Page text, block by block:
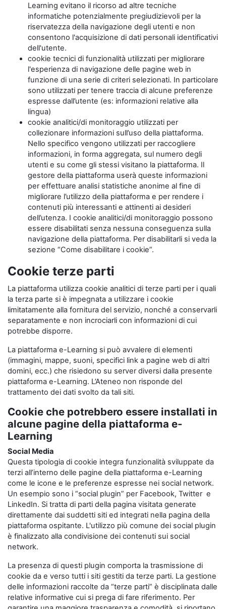
Learning evitano il ricorso ad altre tecniche
informatiche potenzialmente pregiudizievoli per la
riservatezza della navigazione degli utenti e non
consentono l'acquisizione di dati personali identificativi
dell'utente.
cookie tecnici di funzionalità utilizzati per migliorare
l'esperienza di navigazione delle pagine web in
funzione di una serie di criteri selezionati. In particolare
sono utilizzati per tenere traccia di alcune preferenze
espresse dall’utente (es: informazioni relative alla
lingua)
cookie analitici/di monitoraggio utilizzati per
collezionare informazioni sull’uso della piattaforma.
Nello specifico vengono utilizzati per raccogliere
informazioni, in forma aggregata, sul numero degli
utenti e su come gli stessi visitano la piattaforma. Il
gestore della piattaforma userà queste informazioni
per effettuare analisi statistiche anonime al fine di
migliorare l’utilizzo della piattaforma e per rendere i
contenuti più interessanti e attinenti ai desideri
dell’utenza. I cookie analitici/di monitoraggio possono
essere disabilitati senza nessuna conseguenza sulla
navigazione della piattaforma. Per disabilitarli si veda la
sezione “Come disabilitare i cookie”.
Cookie terze parti
La piattaforma utilizza cookie analitici di terze parti per i quali
la terza parte si è impegnata a utilizzare i cookie
limitatamente alla fornitura del servizio, nonché a conservarli
separatamente e non incrociarli con informazioni di cui
potrebbe disporre.
La piattaforma e-Learning si può avvalere di elementi
(immagini, mappe, suoni, specifici link a pagine web di altri
domini, ecc.) che risiedono su server diversi dalla presente
piattaforma e-Learning. L’Ateneo non risponde del
trattamento dei dati svolto da tali siti.
Cookie che potrebbero essere installati in
alcune pagine della piattaforma e-
Learning
Social Media
Questa tipologia di cookie integra funzionalità sviluppate da
terzi all’interno delle pagine della piattaforma e-Learning
come le icone e le preferenze espresse nei social network.
Un esempio sono i “social plugin” per Facebook, Twitter e
LinkedIn. Si tratta di parti della pagina visitata generate
direttamente dai suddetti siti ed integrati nella pagina della
piattaforma ospitante. L'utilizzo più comune dei social plugin
è finalizzato alla condivisione dei contenuti sui social
network.
La presenza di questi plugin comporta la trasmissione di
cookie da e verso tutti i siti gestiti da terze parti. La gestione
delle informazioni raccolte da “terze parti” è disciplinata dalle
relative informative cui si prega di fare riferimento. Per